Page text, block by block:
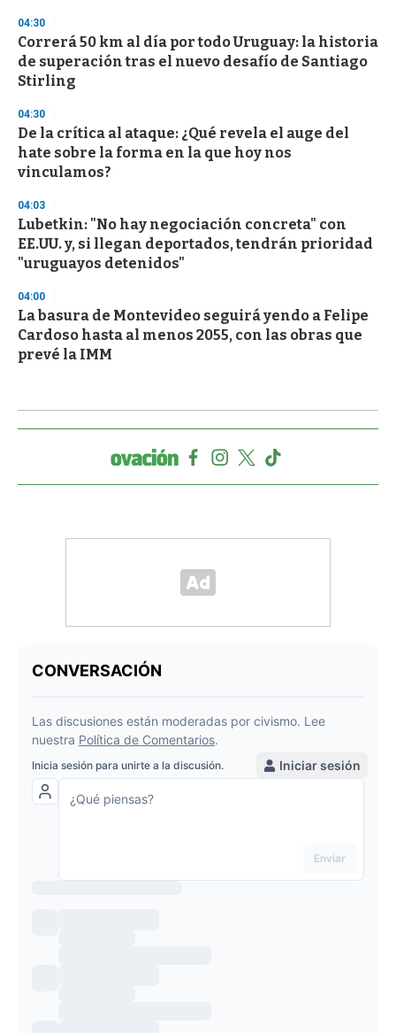
04:30
Correrá 50 km al día por todo Uruguay: la historia
de superación tras el nuevo desafío de Santiago
Stirling
04:30
De la crítica al ataque: ¿Qué revela el auge del
hate sobre la forma en la que hoy nos
vinculamos?
04:03
Lubetkin: "No hay negociación concreta" con
EE.UU. y, si llegan deportados, tendrán prioridad
"uruguayos detenidos"
04:00
La basura de Montevideo seguirá yendo a Felipe
Cardoso hasta al menos 2055, con las obras que
prevé la IMM